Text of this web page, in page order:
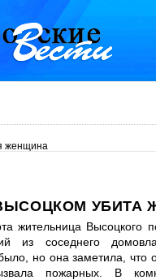
женщина
УБИТА
жительница Высоцкого
из соседнего
но она заметила, что
пожарных. В